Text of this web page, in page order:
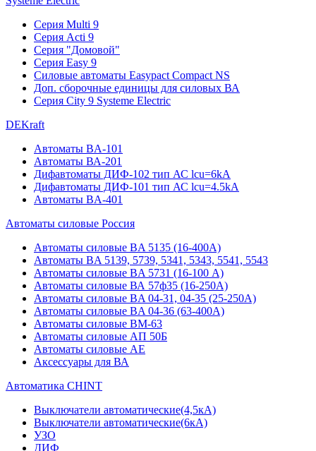
Серия Multi 9
Серия Acti 9
Серия "Домовой"
Серия Easy 9
Силовые автоматы Easypact Compact NS
Доп. сборочные единицы для силовых ВА
Серия City 9 Systeme Electric
DEKraft
Автоматы BA-101
Автоматы ВА-201
Дифавтоматы ДИФ-102 тип АС lcu=6kA
Дифавтоматы ДИФ-101 тип АС lcu=4.5kA
Автоматы BA-401
Автоматы силовые Россия
Автоматы силовые BA 5135 (16-400А)
Автоматы BA 5139, 5739, 5341, 5343, 5541, 5543
Автоматы силовые BA 5731 (16-100 А)
Автоматы силовые ВА 57ф35 (16-250А)
Автоматы силовые BA 04-31, 04-35 (25-250А)
Автоматы силовые BA 04-36 (63-400А)
Автоматы силовые ВМ-63
Автоматы силовые АП 50Б
Автоматы силовые АЕ
Аксессуары для ВА
Автоматика CHINT
Выключатели автоматические(4,5кА)
Выключатели автоматические(6кА)
УЗО
ДИФ